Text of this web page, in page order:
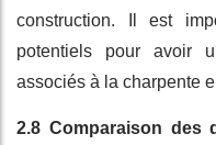
construction. Il est
potentiels pour avoir
associés à la charpente
2.8 Comparaison des